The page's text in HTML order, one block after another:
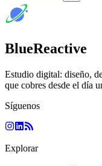
BlueReactive
Estudio digital: diseño,
que cobres desde el día
Síguenos
Explorar